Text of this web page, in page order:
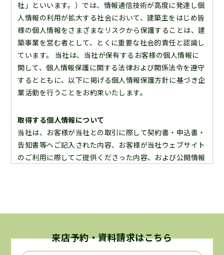
社」といいます。）では、情報通信技術が高度に発達し個
人情報の利用が拡大する社会において、建築主をはじめ皆
様の個人情報をさまざまなリスクから保護することは、建
築事業を営む者として、とくに重要な社会的責任と認識し
ています。 当社は、当社が保有するお客様の個人情報に
関して、個人情報保護に関する法律および関係法令を遵守
するとともに、以下に掲げる個人情報保護方針に基づき企
業活動を行うことをお約束いたします。
取得する個人情報について
当社は、お客様が当社との取引に際して契約書・申込書・
告知書等へご記入された内容、お客様が当社ウェブサイト
のご利用に際してご提供くださった内容、および公開情報
当社が保有するお客様の個人情報は、次に挙げる利用目的
来店予約・資料請求はこちら